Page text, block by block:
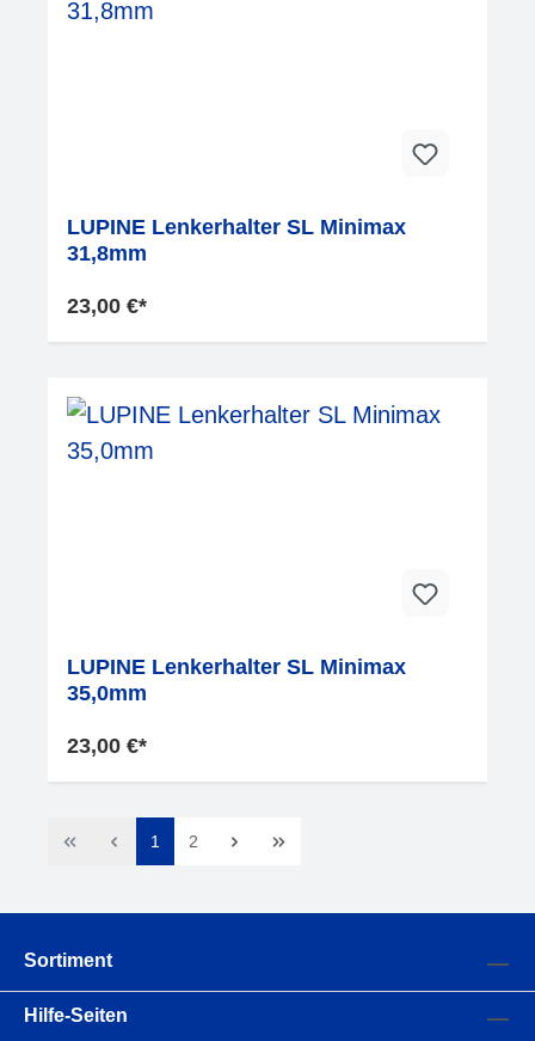
LUPINE Lenkerhalter SL Minimax
31,8mm
23,00 €*
LUPINE Lenkerhalter SL Minimax
35,0mm
23,00 €*
1 2
Sortiment
Hilfe-Seiten